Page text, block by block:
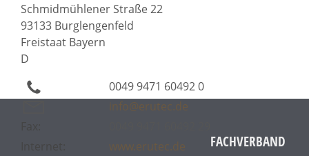
Schmidmühlener Straße 22
93133 Burglengenfeld
Freistaat Bayern
D
0049 9471 60492 0
info@erutec.de
www.erutec.de
FACHVERBAND